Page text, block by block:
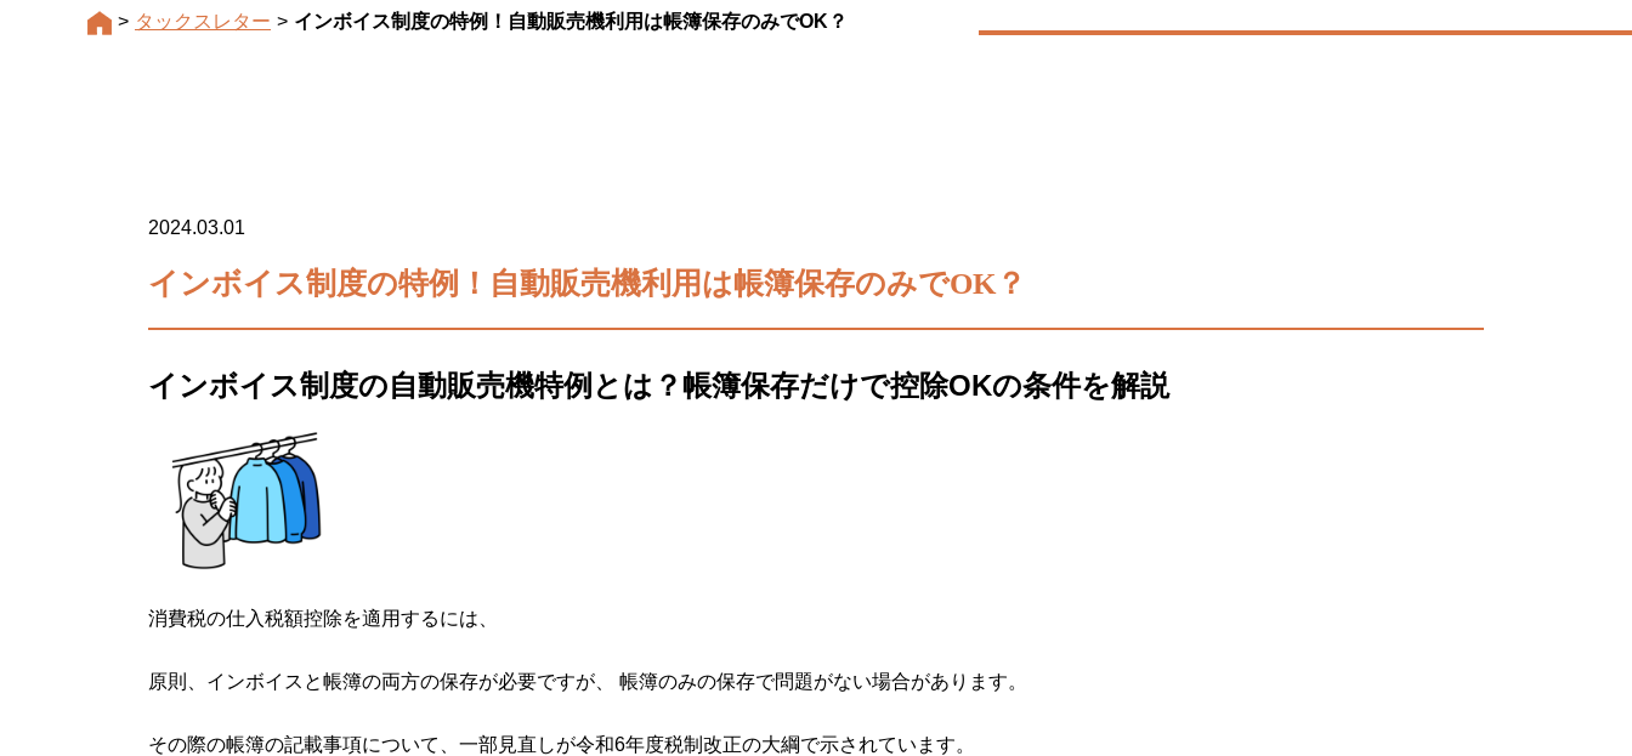
> タックスレター > インボイス制度の特例！自動販売機利用は帳簿保存のみでOK？
2024.03.01
インボイス制度の特例！自動販売機利用は帳簿保存のみでOK？
インボイス制度の自動販売機特例とは？帳簿保存だけで控除OKの条件を解説
消費税の仕入税額控除を適用するには、
原則、インボイスと帳簿の両方の保存が必要ですが、 帳簿のみの保存で問題がない場合があります。
その際の帳簿の記載事項について、一部見直しが令和6年度税制改正の大綱で示されています。